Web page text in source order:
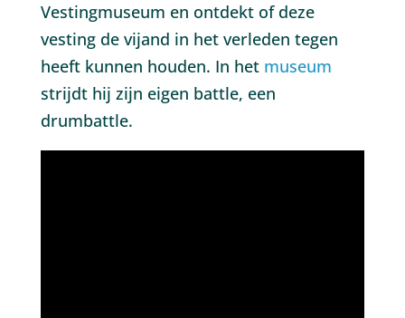
Vestingmuseum en ontdekt of deze
vesting de vijand in het verleden tegen
heeft kunnen houden. In het museum
strijdt hij zijn eigen battle, een
drumbattle.